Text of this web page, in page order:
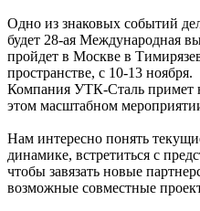
Одно из знаковых событий
будет 28-ая Международная
пройдет в Москве в
пространстве, с 10-13 ноября.
Компания УТК-Сталь примет
этом масштабном
Нам интересно понять
динамике, встретиться с
чтобы завязать новые
возможные совместные